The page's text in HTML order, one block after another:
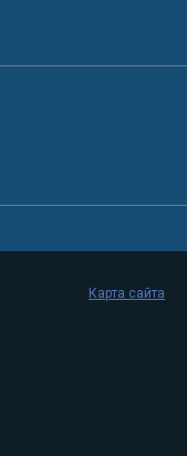
Карта сайта